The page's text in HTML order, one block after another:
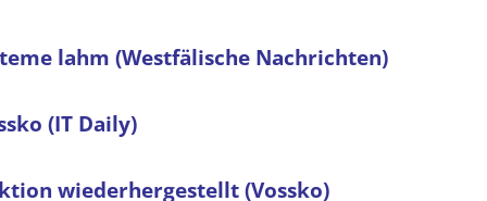
lahm (Westfälische Nachrichten)
(IT Daily)
wiederhergestellt (Vossko)